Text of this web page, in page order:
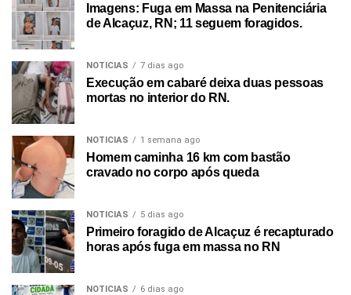
Imagens: Fuga em Massa na Penitenciária
de Alcaçuz, RN; 11 seguem foragidos.
NOTICIAS 7 dias ago
Execução em cabaré deixa duas pessoas
mortas no interior do RN.
NOTICIAS 1 semana ago
Homem caminha 16 km com bastão
cravado no corpo após queda
NOTICIAS 5 dias ago
Primeiro foragido de Alcaçuz é recapturado
horas após fuga em massa no RN
NOTICIAS 6 dias ago